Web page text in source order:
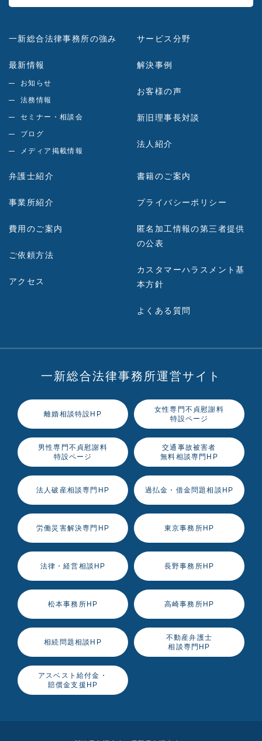
一新総合法律事務所の強み
最新情報
お知らせ
法務情報
セミナー・相談会
ブログ
メディア掲載情報
サービス分野
解決事例
お客様の声
新旧理事長対談
法人紹介
弁護士紹介
事業所紹介
費用のご案内
ご依頼方法
アクセス
書籍のご案内
プライバシーポリシー
匿名加工情報の第三者提供
の公表
カスタマーハラスメント基
本方針
よくある質問
一新総合法律事務所運営サイト
離婚相談特設HP
女性専門不貞慰謝料
特設ページ
男性専門不貞慰謝料
特設ページ
交通事故被害者
無料相談専門HP
法人破産相談専門HP 過払金・借金問題相談HP
労働災害解決専門HP 東京事務所HP
法律・経営相談HP 長野事務所HP
松本事務所HP 高崎事務所HP
相続問題相談HP
不動産弁護士
相談専門HP
アスベスト給付金・
賠償金支援HP